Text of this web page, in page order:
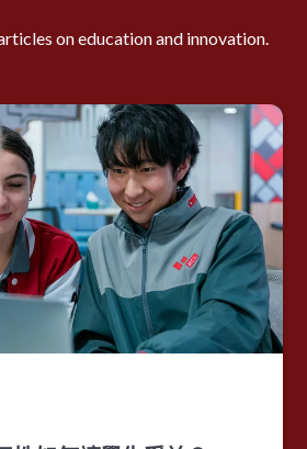
on education and innovation.